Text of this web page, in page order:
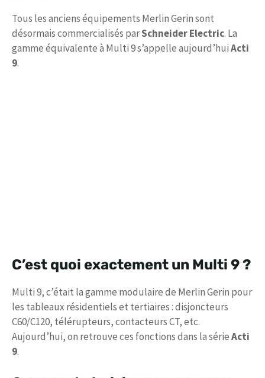
Tous les anciens équipements Merlin Gerin sont
désormais commercialisés parSchneider Electric. La
gamme équivalente à Multi 9 s’appelle aujourd’huiActi
9.
C’est quoi exactement un Multi 9 ?
Multi 9, c’était la gamme modulaire de Merlin Gerin pour
les tableaux résidentiels et tertiaires : disjoncteurs
C60/C120, télérupteurs, contacteurs CT, etc.
Aujourd’hui, on retrouve ces fonctions dans la sérieActi
9.